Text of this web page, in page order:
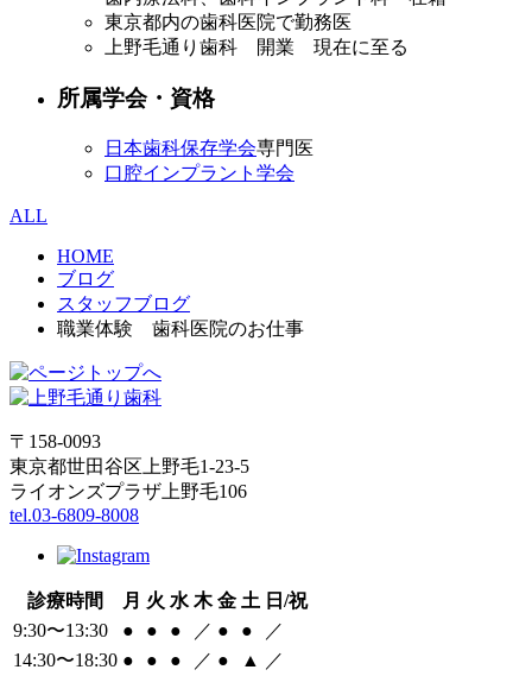
東京都内の歯科医院で勤務医
上野毛通り歯科 開業 現在に至る
所属学会・資格
日本歯科保存学会専門医
口腔インプラント学会
ALL
HOME
ブログ
スタッフブログ
職業体験 歯科医院のお仕事
〒158-0093
東京都世田谷区上野毛1-23-5
ライオンズプラザ上野毛106
tel.03-6809-8008
診療時間 月 火 水 木 金 土 日/祝
9:30〜13:30
● ● ● ／ ● ●
／
14:30〜18:30 ● ● ● ／ ● ▲ ／